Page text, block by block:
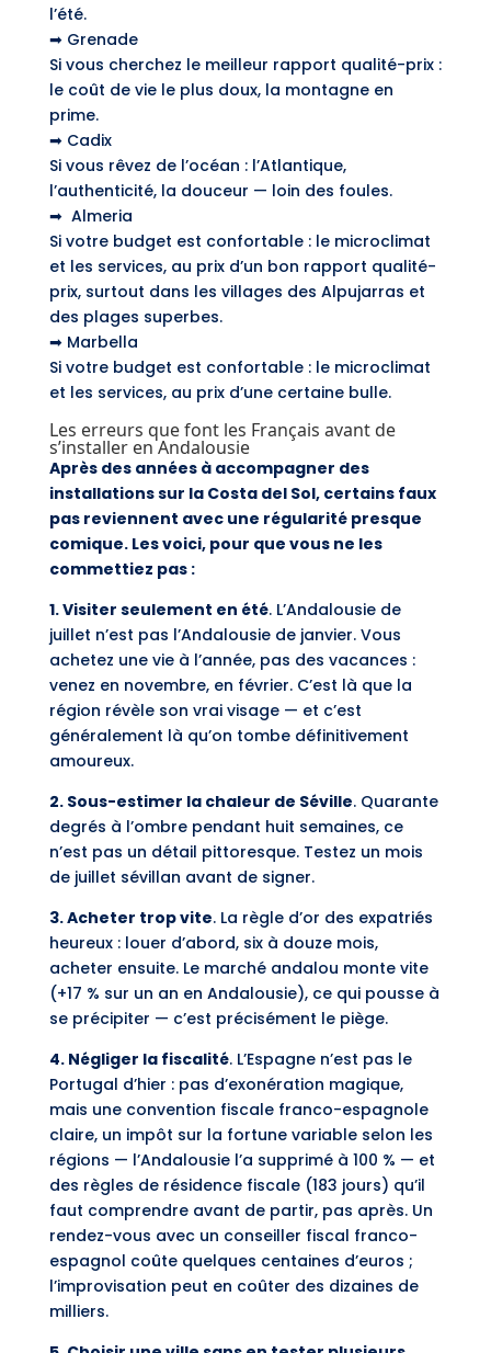
l’été.
➡ Grenade
Si vous cherchez le meilleur rapport qualité-prix :
le coût de vie le plus doux, la montagne en
prime.
➡ Cadix
Si vous rêvez de l’océan : l’Atlantique,
l’authenticité, la douceur — loin des foules.
➡ Almeria
Si votre budget est confortable : le microclimat
et les services, au prix d’un bon rapport qualité-
prix, surtout dans les villages des Alpujarras et
des plages superbes.
➡ Marbella
Si votre budget est confortable : le microclimat
et les services, au prix d’une certaine bulle.
Les erreurs que font les Français avant de
s’installer en Andalousie
Après des années à accompagner des
installations sur la Costa del Sol, certains faux
pas reviennent avec une régularité presque
comique. Les voici, pour que vous ne les
commettiez pas :
1. Visiter seulement en été. L’Andalousie de
juillet n’est pas l’Andalousie de janvier. Vous
achetez une vie à l’année, pas des vacances :
venez en novembre, en février. C’est là que la
région révèle son vrai visage — et c’est
généralement là qu’on tombe définitivement
amoureux.
2. Sous-estimer la chaleur de Séville. Quarante
degrés à l’ombre pendant huit semaines, ce
n’est pas un détail pittoresque. Testez un mois
de juillet sévillan avant de signer.
3. Acheter trop vite. La règle d’or des expatriés
heureux : louer d’abord, six à douze mois,
acheter ensuite. Le marché andalou monte vite
(+17 % sur un an en Andalousie), ce qui pousse à
se précipiter — c’est précisément le piège.
4. Négliger la fiscalité. L’Espagne n’est pas le
Portugal d’hier : pas d’exonération magique,
mais une convention fiscale franco-espagnole
claire, un impôt sur la fortune variable selon les
régions — l’Andalousie l’a supprimé à 100 % — et
des règles de résidence fiscale (183 jours) qu’il
faut comprendre avant de partir, pas après. Un
rendez-vous avec un conseiller fiscal franco-
espagnol coûte quelques centaines d’euros ;
l’improvisation peut en coûter des dizaines de
milliers.